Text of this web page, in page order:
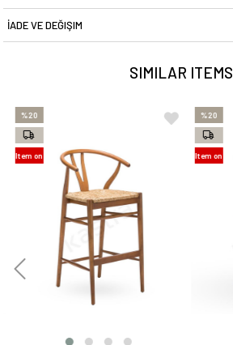
İADE VE DEĞIŞIM
SIMILAR ITEMS
%20
Item on
%20
Item on